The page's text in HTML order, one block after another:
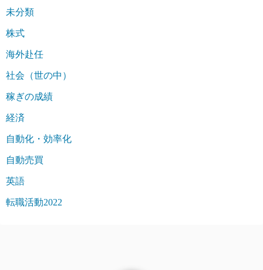
未分類
株式
海外赴任
社会（世の中）
稼ぎの成績
経済
自動化・効率化
自動売買
英語
転職活動2022